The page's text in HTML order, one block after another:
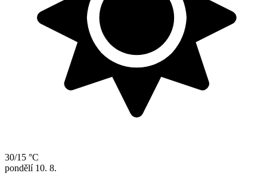
30/15 °C
pondělí 10. 8.